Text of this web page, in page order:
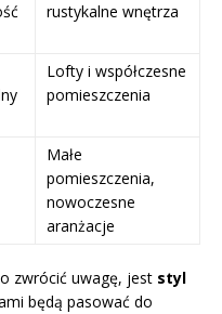
rustykalne wnętrza
Lofty i współczesne
pomieszczenia
Małe
pomieszczenia,
nowoczesne
aranżacje
zwrócić uwagę, jest styl
będą pasować do